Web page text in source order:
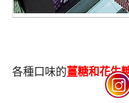
各種口味的薑糖和花生